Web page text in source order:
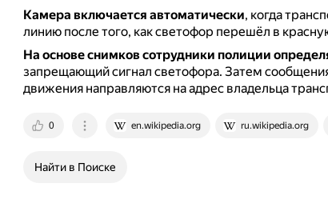
Камера включается автоматически, когда
линию после того, как светофор перешёл в
На основе снимков сотрудники полиции
запрещающий сигнал светофора. Затем
движения направляются на адрес владельца
0 en.wikipedia.org ru.wikipedia.org
Найти в Поиске